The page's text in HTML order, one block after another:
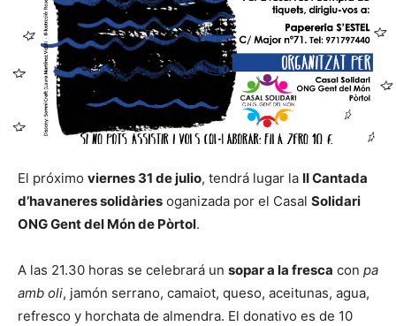
El próximo viernes 31 de julio, tendrá lugar la II Cantada
d’havaneres solidàries oganizada por el Casal Solidari
ONG Gent del Món de Pòrtol.
A las 21.30 horas se celebrará un sopar a la fresca con pa
amb oli, jamón serrano, camaiot, queso, aceitunas, agua,
refresco y horchata de almendra. El donativo es de 10